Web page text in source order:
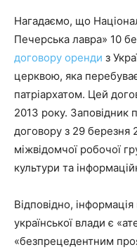
Нагадаємо, що
Печерська лавра» 10
договору оренди з
церквою, яка
патріархатом. Цей
2013 року. Заповідник
договору з 29 березня
міжвідомчої робочої
культури та
Відповідно,
української влади є
«безпрецедентним